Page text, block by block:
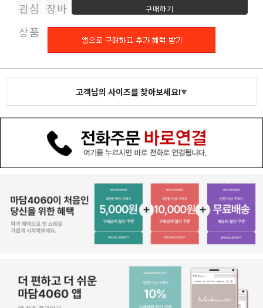
관심
상품
장바
구니
구매하기
고객님의 사이즈를 찾아보세요!▼